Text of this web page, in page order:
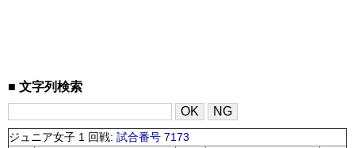
文字列検索
ジュニア女子 1 回戦: 試合番号 7173